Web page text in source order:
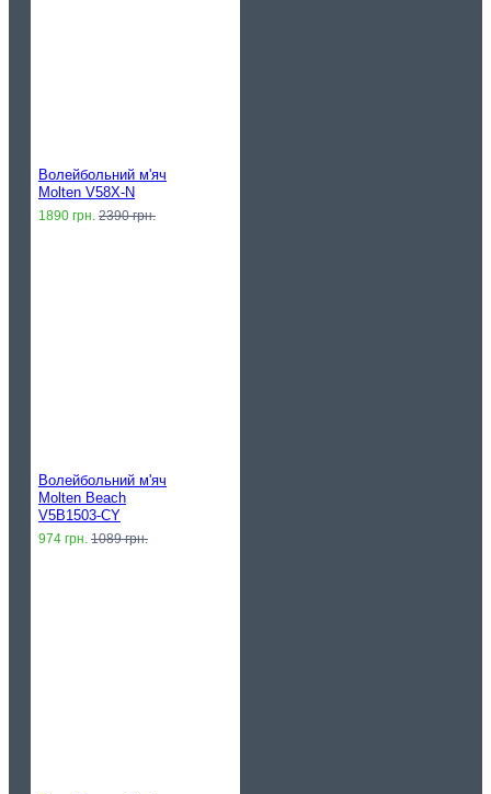
Волейбольний м'яч
Molten V58X-N
1890 грн. 2390 грн.
Волейбольний м'яч
Molten Beach
V5B1503-CY
974 грн. 1089 грн.